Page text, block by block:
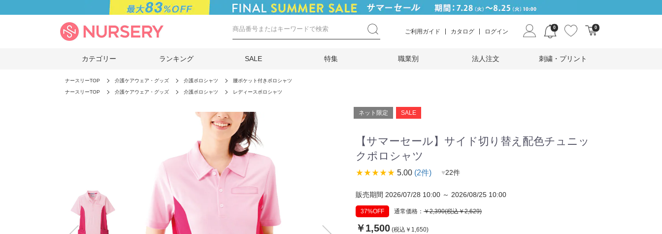
ご利用ガイド カタログ ログイン
0 0
カテゴリー ランキング SALE 特集 職業別 法人注文 刺繍・プリント
ナースリーTOP 介護ケアウェア・グッズ 介護ポロシャツ 腰ポケット付きポロシャツ
ナースリーTOP 介護ケアウェア・グッズ 介護ポロシャツ レディースポロシャツ
ネット限定 SALE
【サマーセール】サイド切り替え配色チュニッ
クポロシャツ
star_ratestar_ratestar_ratestar_ratestar_rate 5.00 (2件) ♥22件
販売期間 2026/07/28 10:00 ～ 2026/08/25 10:00
37%OFF 通常価格： ￥2,390(税込￥2,629)
￥1,500 (税込￥1,650)